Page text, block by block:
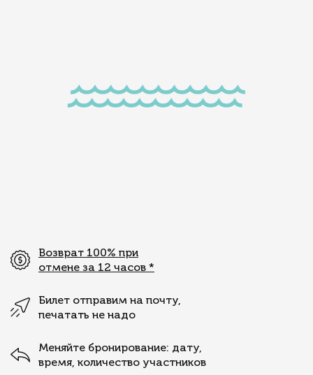
Возврат 100% при
отмене за 12 часов *
Билет отправим на почту,
печатать не надо
Меняйте бронирование: дату,
время, количество участников